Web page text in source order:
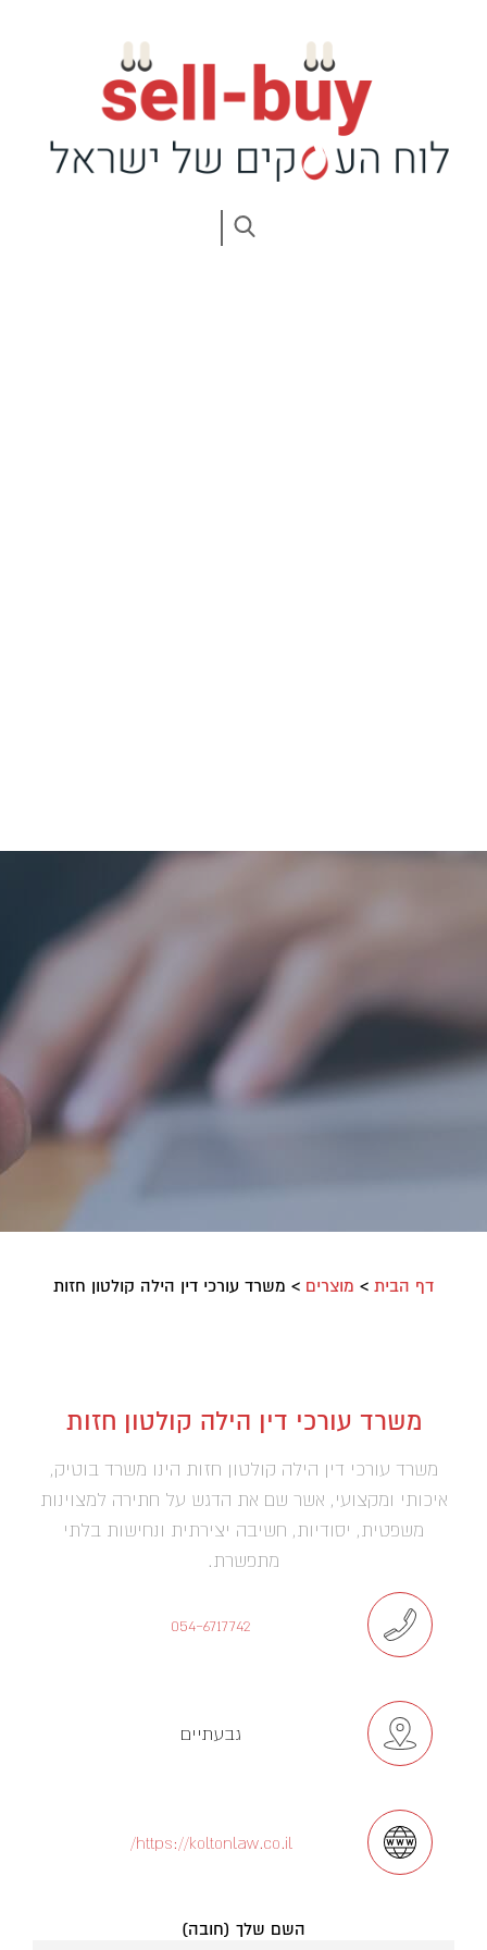
דף הבית > מוצרים > משרד עורכי דין הילה קולטון חזות
משרד עורכי דין הילה קולטון חזות
משרד עורכי דין הילה קולטון חזות הינו משרד בוטיק,
איכותי ומקצועי, אשר שם את הדגש על חתירה למצוינות
משפטית, יסודיות, חשיבה יצירתית ונחישות בלתי
מתפשרת.
054-6717742
גבעתיים
https://koltonlaw.co.il/
השם שלך (חובה)